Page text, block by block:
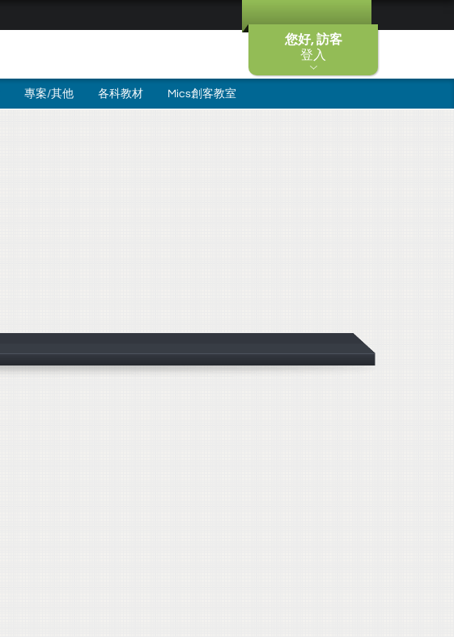
您好, 訪客
登入
專案/其他 各科教材 Mics創客教室